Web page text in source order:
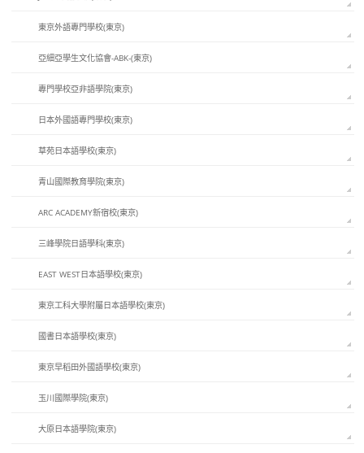
東京外語專門學校(東京)
亞細亞學生文化協會-ABK-(東京)
專門學校亞非語學院(東京)
日本外國語專門學校(東京)
草苑日本語學校(東京)
青山國際教育學院(東京)
ARC ACADEMY新宿校(東京)
三峰學院日語學科(東京)
EAST WEST日本語學校(東京)
東京工科大學附屬日本語學校(東京)
國書日本語學校(東京)
東京早稻田外國語學校(東京)
玉川國際學院(東京)
大原日本語學院(東京)